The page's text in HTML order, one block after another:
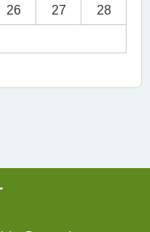
26 27 28